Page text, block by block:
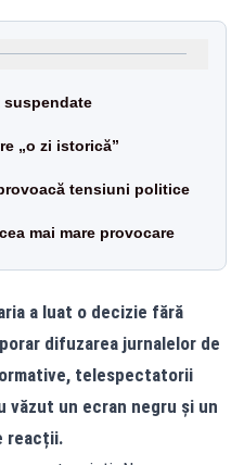
„o zi istorică”
tensiuni politice
mai mare provocare
a luat o decizie fără
difuzarea jurnalelor de
telespectatorii
văzut un ecran negru și un
reacții.